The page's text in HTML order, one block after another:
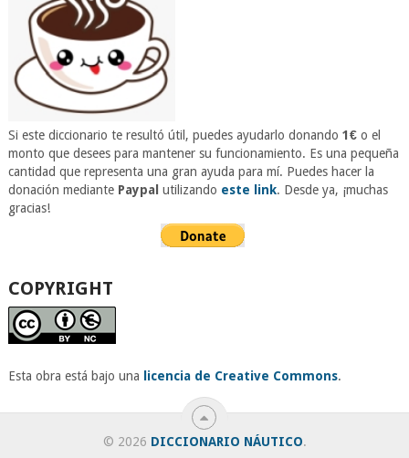
Si este diccionario te resultó útil, puedes ayudarlo donando 1€o el
monto que desees para mantener su funcionamiento. Es una pequeña
cantidad que representa una gran ayuda para mí. Puedes hacer la
donación mediante Paypal utilizando este link. Desde ya, ¡muchas
gracias!
COPYRIGHT
Esta obra está bajo una licencia de Creative Commons.
© 2026 DICCIONARIO NÁUTICO.